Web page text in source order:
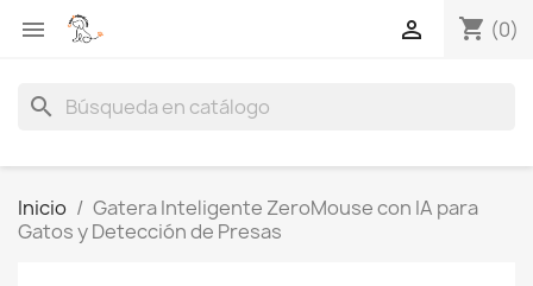
 shopping_cart (0)

search
Inicio
Gatera Inteligente ZeroMouse con IA para
Gatos y Detección de Presas